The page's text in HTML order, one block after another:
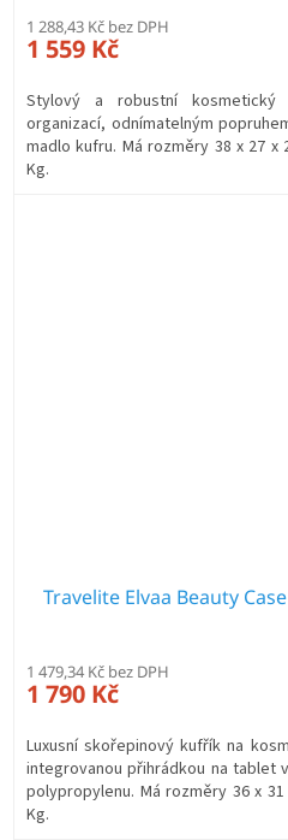
1 288,43 Kč bez DPH
1 559 Kč
Stylový a robustní
organizací, odnímatelným
madlo kufru. Má rozměry 38 x 27
Kg.
Travelite Elvaa Beauty
1 479,34 Kč bez DPH
1 790 Kč
Luxusní skořepinový kufřík na
integrovanou přihrádkou na tablet
polypropylenu. Má rozměry 36 x
Kg.